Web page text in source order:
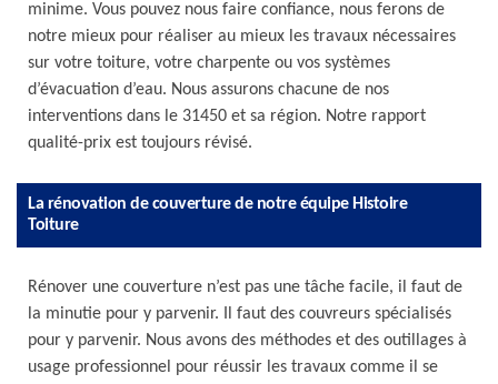
minime. Vous pouvez nous faire confiance, nous ferons de
notre mieux pour réaliser au mieux les travaux nécessaires
sur votre toiture, votre charpente ou vos systèmes
d’évacuation d’eau. Nous assurons chacune de nos
interventions dans le 31450 et sa région. Notre rapport
qualité-prix est toujours révisé.
La rénovation de couverture de notre équipe Histoire
Toiture
Rénover une couverture n’est pas une tâche facile, il faut de
la minutie pour y parvenir. Il faut des couvreurs spécialisés
pour y parvenir. Nous avons des méthodes et des outillages à
usage professionnel pour réussir les travaux comme il se